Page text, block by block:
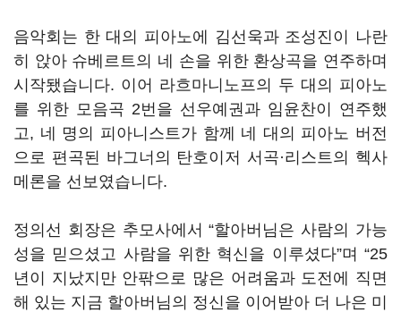
음악회는 한 대의 피아노에 김선욱과 조성진이 나란
히 앉아 슈베르트의 네 손을 위한 환상곡을 연주하며
시작됐습니다. 이어 라흐마니노프의 두 대의 피아노
를 위한 모음곡 2번을 선우예권과 임윤찬이 연주했
고, 네 명의 피아니스트가 함께 네 대의 피아노 버전
으로 편곡된 바그너의 탄호이저 서곡·리스트의 헥사
메론을 선보였습니다.
정의선 회장은 추모사에서 “할아버님은 사람의 가능
성을 믿으셨고 사람을 위한 혁신을 이루셨다”며 “25
년이 지났지만 안팎으로 많은 어려움과 도전에 직면
해 있는 지금 할아버님의 정신을 이어받아 더 나은 미